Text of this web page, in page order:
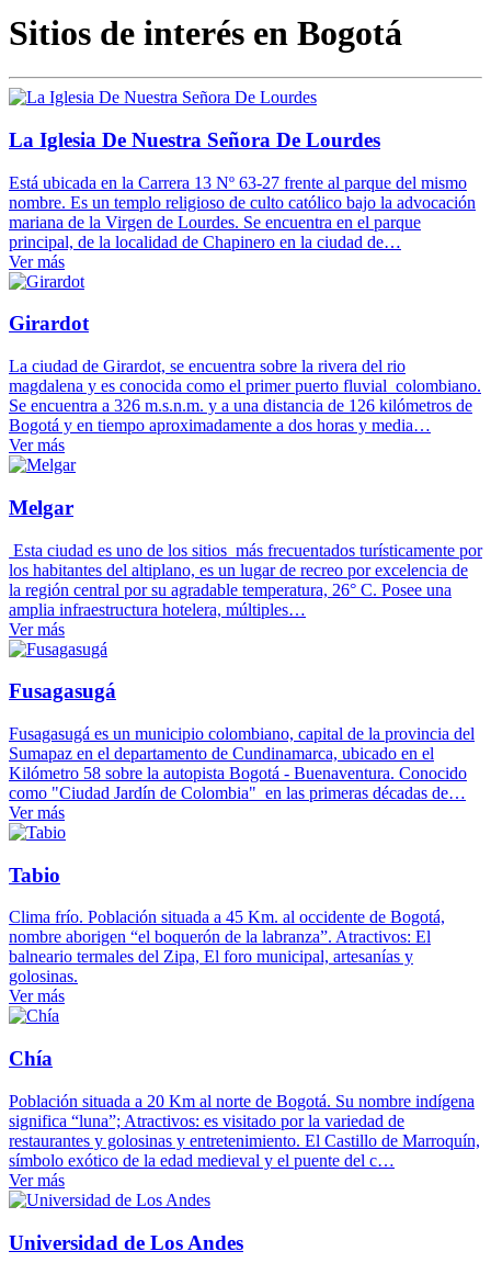
Sitios de interés en Bogotá
La Iglesia De Nuestra Señora De Lourdes
Está ubicada en la Carrera 13 Nº 63-27 frente al parque del mismo
nombre. Es un templo religioso de culto católico bajo la advocación
mariana de la Virgen de Lourdes. Se encuentra en el parque
principal, de la localidad de Chapinero en la ciudad de…
Ver más
Girardot
La ciudad de Girardot, se encuentra sobre la rivera del rio
magdalena y es conocida como el primer puerto fluvial colombiano.
Se encuentra a 326 m.s.n.m. y a una distancia de 126 kilómetros de
Bogotá y en tiempo aproximadamente a dos horas y media…
Ver más
Melgar
Esta ciudad es uno de los sitios más frecuentados turísticamente por
los habitantes del altiplano, es un lugar de recreo por excelencia de
la región central por su agradable temperatura, 26° C. Posee una
amplia infraestructura hotelera, múltiples…
Ver más
Fusagasugá
Fusagasugá es un municipio colombiano, capital de la provincia del
Sumapaz en el departamento de Cundinamarca, ubicado en el
Kilómetro 58 sobre la autopista Bogotá - Buenaventura. Conocido
como "Ciudad Jardín de Colombia" en las primeras décadas de…
Ver más
Tabio
Clima frío. Población situada a 45 Km. al occidente de Bogotá,
nombre aborigen “el boquerón de la labranza”. Atractivos: El
balneario termales del Zipa, El foro municipal, artesanías y
golosinas.
Ver más
Chía
Población situada a 20 Km al norte de Bogotá. Su nombre indígena
significa “luna”; Atractivos: es visitado por la variedad de
restaurantes y golosinas y entretenimiento. El Castillo de Marroquín,
símbolo exótico de la edad medieval y el puente del c…
Ver más
Universidad de Los Andes